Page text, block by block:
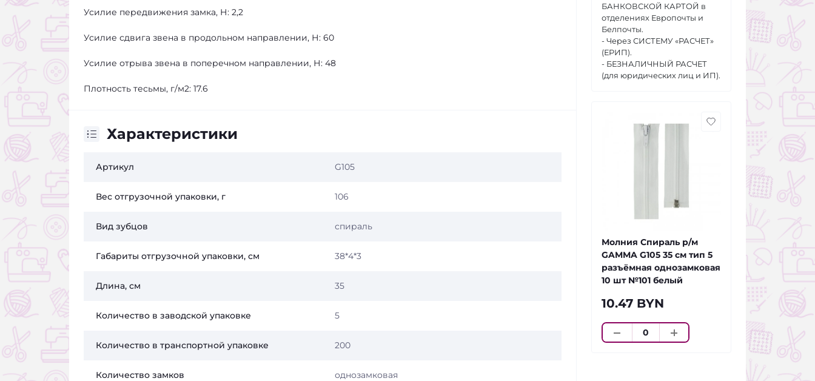
Усилие передвижения замка, Н: 2,2
Усилие сдвига звена в продольном направлении, Н: 60
Усилие отрыва звена в поперечном направлении, Н: 48
Плотность тесьмы, г/м2: 17.6
Характеристики
Артикул G105
Вес отгрузочной упаковки, г 106
Вид зубцов спираль
Габариты отгрузочной упаковки, см 38*4*3
Длина, см 35
Количество в заводской упаковке 5
Количество в транспортной упаковке 200
Количество замков однозамковая
БАНКОВСКОЙ КАРТОЙ в
отделениях Европочты и
Белпочты.
- Через СИСТЕМУ «РАСЧЕТ»
(ЕРИП).
- БЕЗНАЛИЧНЫЙ РАСЧЕТ
(для юридических лиц и ИП).
Молния Спираль р/м
GAMMA G105 35 см тип 5
разъёмная однозамковая
10 шт №101 белый
10.47 BYN